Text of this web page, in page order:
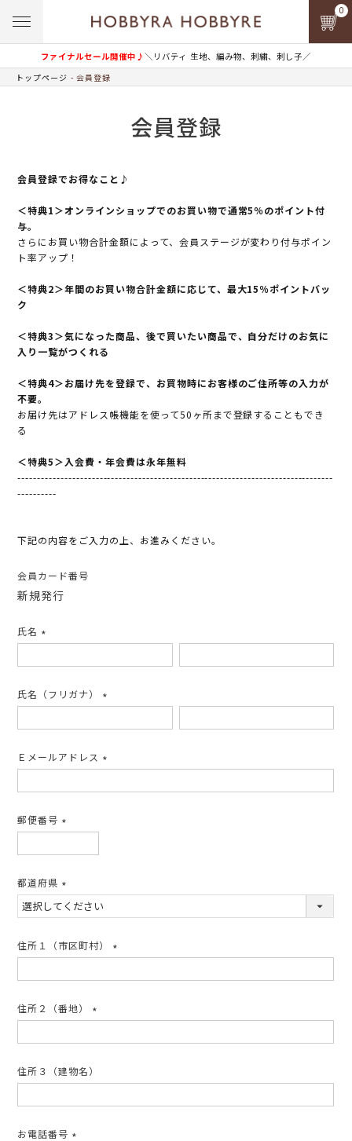
ファイナルセール開催中♪＼リバティ 生地、編み物、刺繍、刺し子／
0
トップページ 会員登録
会員登録
会員登録でお得なこと♪
＜特典1＞オンラインショップでのお買い物で通常5％のポイント付
与。
さらにお買い物合計金額によって、会員ステージが変わり付与ポイン
ト率アップ！
＜特典2＞年間のお買い物合計金額に応じて、最大15％ポイントバッ
ク
＜特典3＞気になった商品、後で買いたい商品で、自分だけのお気に
入り一覧がつくれる
＜特典4＞お届け先を登録で、お買物時にお客様のご住所等の入力が
不要。
お届け先はアドレス帳機能を使って50ヶ所まで登録することもでき
る
＜特典5＞入会費・年会費は永年無料
---------------------------------------------------------------------------------
----------
下記の内容をご入力の上、お進みください。
会員カード番号
新規発行
氏名
須)
氏名（フリガナ）
須)
Ｅメールアドレス
須)
郵便番号
須)
都道府県
(必
須)
住所１（市区町村）
須)
住所２（番地）
須)
住所３（建物名）
お電話番号